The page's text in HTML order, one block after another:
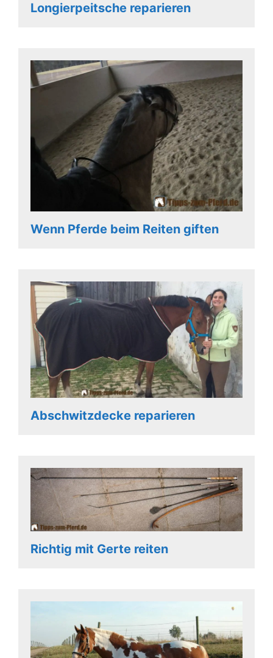
Longierpeitsche reparieren
Wenn Pferde beim Reiten giften
Abschwitzdecke reparieren
Richtig mit Gerte reiten